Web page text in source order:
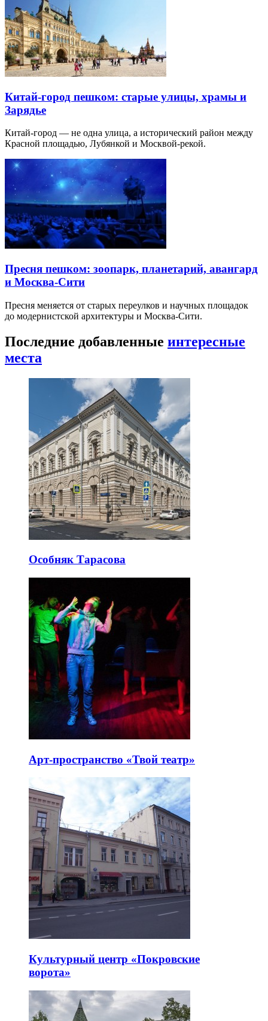
Китай-город пешком: старые улицы, храмы и
Зарядье
Китай-город — не одна улица, а исторический район между
Красной площадью, Лубянкой и Москвой-рекой.
Пресня пешком: зоопарк, планетарий, авангард
и Москва-Сити
Пресня меняется от старых переулков и научных площадок
до модернистской архитектуры и Москва-Сити.
Последние добавленные интересные
места
Особняк Тарасова
Арт-пространство «Твой театр»
Культурный центр «Покровские
ворота»